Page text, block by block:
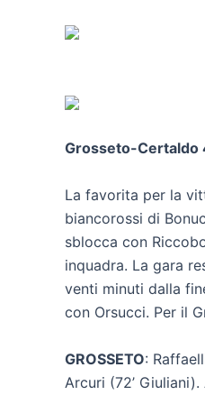
Grosseto-Certaldo
La favorita per la
biancorossi di
sblocca con
inquadra. La gara
venti minuti dalla
con Orsucci. Per il
GROSSETO:
Arcuri (72’